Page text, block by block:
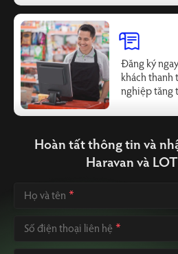
Đăng ký
khách thanh
nghiệp tăng
Hoàn tất thông tin và
Haravan và
Họ và tên
Số điện thoại liên hệ